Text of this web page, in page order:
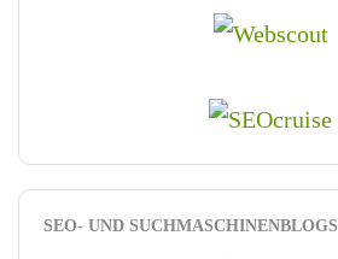
SEO- UND SUCHMASCHINENBLOGS